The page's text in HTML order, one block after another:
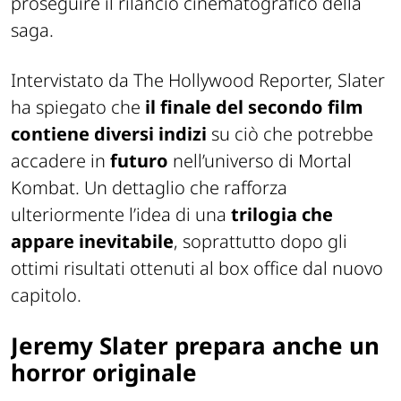
saga.
Intervistato da The Hollywood Reporter, Slater
ha spiegato che il finale del secondo film
contiene diversi indizi su ciò che potrebbe
accadere in futuro nell’universo di Mortal
Kombat. Un dettaglio che rafforza
ulteriormente l’idea di una trilogia che
appare inevitabile, soprattutto dopo gli
ottimi risultati ottenuti al box office dal nuovo
capitolo.
Jeremy Slater prepara anche un
horror originale